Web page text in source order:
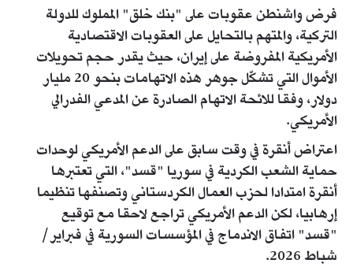
فرض واشنطن عقوبات على "بنك خلق" المملوك للدولة
التركية، والمتهم بالتحايل على العقوبات الاقتصادية
الأمريكية المفروضة على إيران، حيث يقدر حجم تحويلات
الأموال التي تشكّل جوهر هذه الاتهامات بنحو 20 مليار
دولار، وفقا للائحة الاتهام الصادرة عن المدعي الفدرالي
الأمريكي.
اعتراض أنقرة في وقت سابق على الدعم الأمريكي لوحدات
حماية الشعب الكردية في سوريا "قسد"، التي تعتبرها
أنقرة امتدادا لحزب العمال الكردستاني وتصنفها تنظيما
إرهابيا، لكن الدعم الأمريكي تراجع لاحقا مع توقيع
"قسد" اتفاق الاندماج في المؤسسات السورية في فبراير/
شباط 2026.